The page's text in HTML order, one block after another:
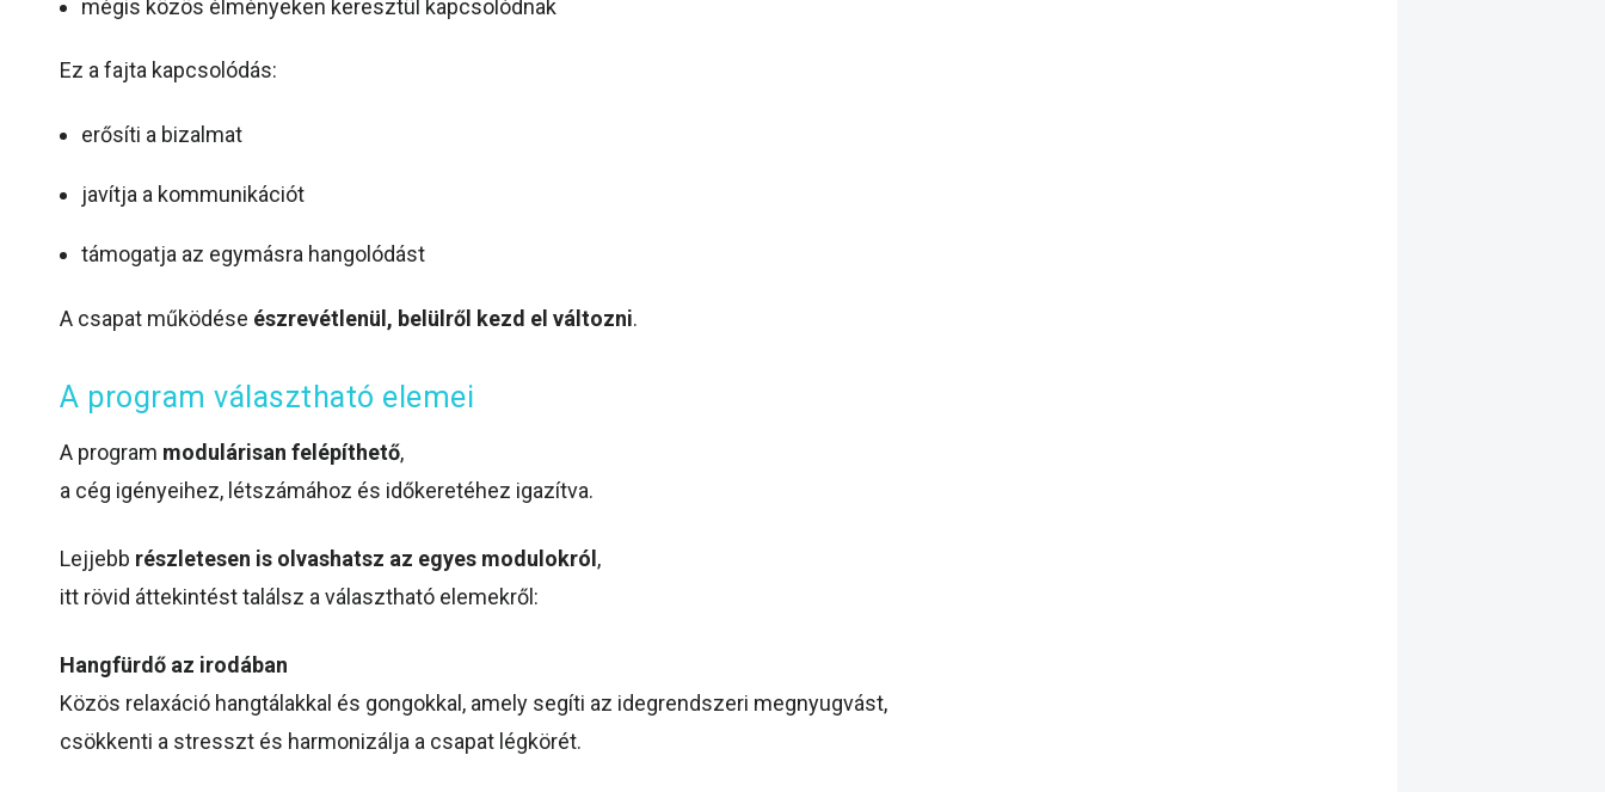
mégis közös élményeken keresztül kapcsolódnak
Ez a fajta kapcsolódás:
erősíti a bizalmat
javítja a kommunikációt
támogatja az egymásra hangolódást
A csapat működése észrevétlenül, belülről kezd el változni.
A program választható elemei
A program modulárisan felépíthető,
a cég igényeihez, létszámához és időkeretéhez igazítva.
Lejjebb részletesen is olvashatsz az egyes modulokról ,
itt rövid áttekintést találsz a választható elemekről:
Hangfürdő az irodában
Közös relaxáció hangtálakkal és gongokkal, amely segíti az idegrendszeri megnyugvást,
csökkenti a stresszt és harmonizálja a csapat légkörét.